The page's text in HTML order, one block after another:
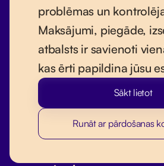
problēmas un
Maksājumi, piegāde,
atbalsts ir savienoti
kas ērti papildina jūsu
Sākt lietot
Runāt ar pārdošanas